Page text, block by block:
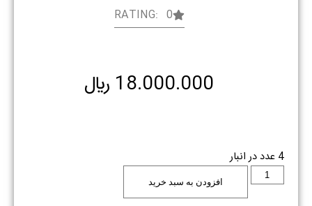
RATING: 0
18.000.000 ﷼
4 عدد در انبار
افزودن به سبد خرید